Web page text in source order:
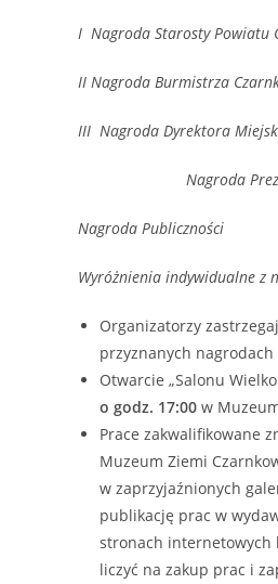
I Nagroda Starosty Powiatu
II Nagroda Burmistrza
III Nagroda Dyrektora
Nagroda
Nagroda Publiczności
Wyróżnienia indywidualne z
Organizatorzy
przyznanych
Otwarcie „Salonu
o godz. 17:00 w
Prace zakwalifikowane
Muzeum Ziemi
w zaprzyjaźnionych
publikację prac w
stronach internetowych
liczyć na zakup prac i